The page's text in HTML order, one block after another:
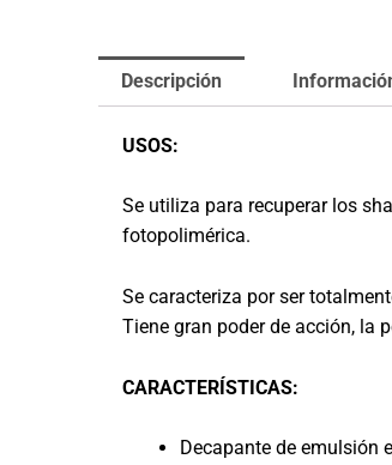
Descripción
USOS:
Se utiliza para recuperar los
fotopolimérica.
Se caracteriza por ser
Tiene gran poder de acción, la
CARACTERÍSTICAS:
Decapante de emulsión